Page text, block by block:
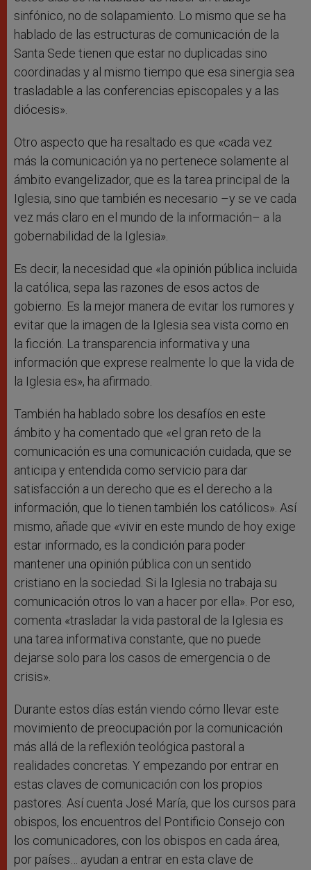
sinfónico, no de solapamiento. Lo mismo que se ha
hablado de las estructuras de comunicación de la
Santa Sede tienen que estar no duplicadas sino
coordinadas y al mismo tiempo que esa sinergia sea
trasladable a las conferencias episcopales y a las
diócesis».
Otro aspecto que ha resaltado es que «cada vez
más la comunicación ya no pertenece solamente al
ámbito evangelizador, que es la tarea principal de la
Iglesia, sino que también es necesario –y se ve cada
vez más claro en el mundo de la información– a la
gobernabilidad de la Iglesia».
Es decir, la necesidad que «la opinión pública incluida
la católica, sepa las razones de esos actos de
gobierno. Es la mejor manera de evitar los rumores y
evitar que la imagen de la Iglesia sea vista como en
la ficción. La transparencia informativa y una
información que exprese realmente lo que la vida de
la Iglesia es», ha afirmado.
También ha hablado sobre los desafíos en este
ámbito y ha comentado que «el gran reto de la
comunicación es una comunicación cuidada, que se
anticipa y entendida como servicio para dar
satisfacción a un derecho que es el derecho a la
información, que lo tienen también los católicos». Así
mismo, añade que «vivir en este mundo de hoy exige
estar informado, es la condición para poder
mantener una opinión pública con un sentido
cristiano en la sociedad. Si la Iglesia no trabaja su
comunicación otros lo van a hacer por ella». Por eso,
comenta «trasladar la vida pastoral de la Iglesia es
una tarea informativa constante, que no puede
dejarse solo para los casos de emergencia o de
crisis».
Durante estos días están viendo cómo llevar este
movimiento de preocupación por la comunicación
más allá de la reflexión teológica pastoral a
realidades concretas. Y empezando por entrar en
estas claves de comunicación con los propios
pastores. Así cuenta José María, que los cursos para
obispos, los encuentros del Pontificio Consejo con
los comunicadores, con los obispos en cada área,
por países… ayudan a entrar en esta clave de